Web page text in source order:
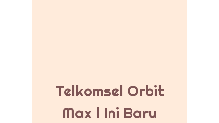
Telkomsel Orbit
Max l Ini Baru